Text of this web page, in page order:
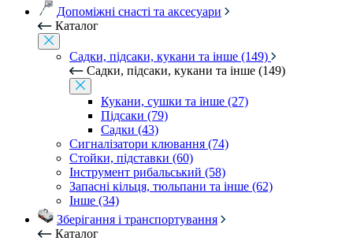
Допоміжні снасті та аксесуари
Каталог
Садки, підсаки, кукани та інше (149)
Садки, підсаки, кукани та інше (149)
Кукани, сушки та інше (27)
Підсаки (79)
Садки (43)
Сигналізатори клювання (74)
Стойки, підставки (60)
Інструмент рибальський (58)
Запасні кільця, тюльпани та інше (62)
Інше (34)
Зберігання і транспортування
Каталог